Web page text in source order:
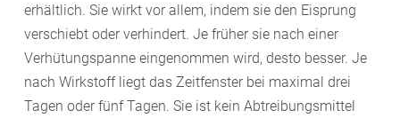
erhältlich. Sie wirkt vor allem, indem sie den Eisprung
verschiebt oder verhindert. Je früher sie nach einer
Verhütungspanne eingenommen wird, desto besser. Je
nach Wirkstoff liegt das Zeitfenster bei maximal drei
Tagen oder fünf Tagen. Sie ist kein Abtreibungsmittel